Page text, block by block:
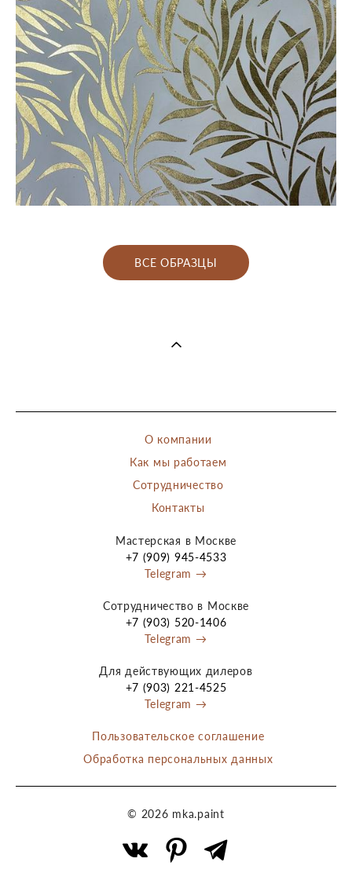
ВСЕ ОБРАЗЦЫ
О компании
Как мы работаем
Сотрудничество
Контакты
Мастерская в Москве
+7 (909) 945-4533
Telegram →
Сотрудничество в Москве
+7 (903) 520-1406
Telegram →
Для действующих дилеров
+7 (903) 221-4525
Telegram →
Пользовательское соглашение
Обработка персональных данных
© 2026 mka.paint